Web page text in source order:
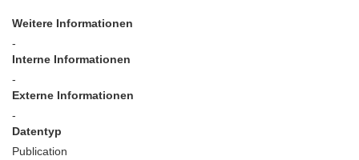
Weitere Informationen
-
Interne Informationen
-
Externe Informationen
-
Datentyp
Publication